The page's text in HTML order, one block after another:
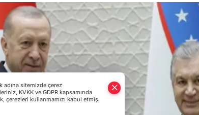
adına sitemizde çerez
KVKK ve GDPR kapsamında
çerezleri kullanmamızı kabul etmiş